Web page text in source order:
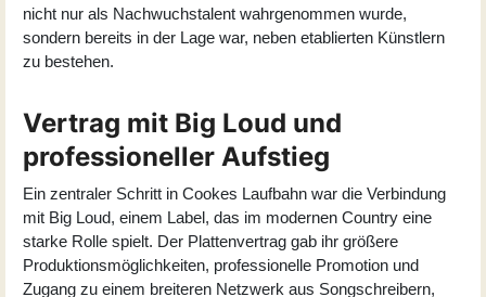
nicht nur als Nachwuchstalent wahrgenommen wurde,
sondern bereits in der Lage war, neben etablierten Künstlern
zu bestehen.
Vertrag mit Big Loud und
professioneller Aufstieg
Ein zentraler Schritt in Cookes Laufbahn war die Verbindung
mit Big Loud, einem Label, das im modernen Country eine
starke Rolle spielt. Der Plattenvertrag gab ihr größere
Produktionsmöglichkeiten, professionelle Promotion und
Zugang zu einem breiteren Netzwerk aus Songschreibern,